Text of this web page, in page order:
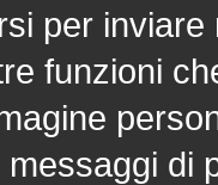
per
funzioni
di